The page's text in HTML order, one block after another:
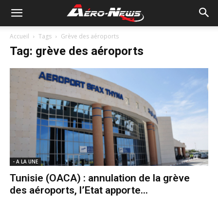
Accueil Tags Grève des aéroports
Tag: grève des aéroports
- A LA UNE
Tunisie (OACA) : annulation de la grève
des aéroports, l’Etat apporte...